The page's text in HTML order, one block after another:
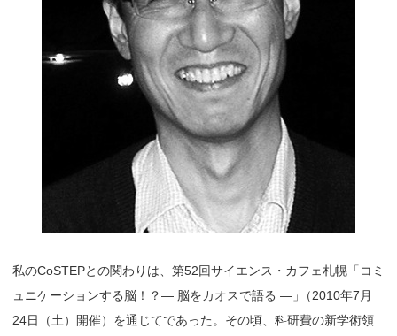
私のCoSTEPとの関わりは、第52回サイエンス・カフェ札幌「コミ
ュニケーションする脳！？― 脳をカオスで語る ― 」
（2010年7月
24日（土）開催）を通じてであった。その頃、科研費の新学術領